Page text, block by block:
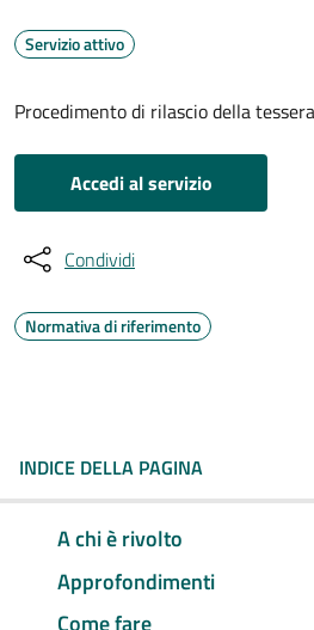
Servizio attivo
Procedimento di rilascio della
Accedi al servizio
Condividi
Normativa di riferimento
INDICE DELLA PAGINA
A chi è rivolto
Approfondimenti